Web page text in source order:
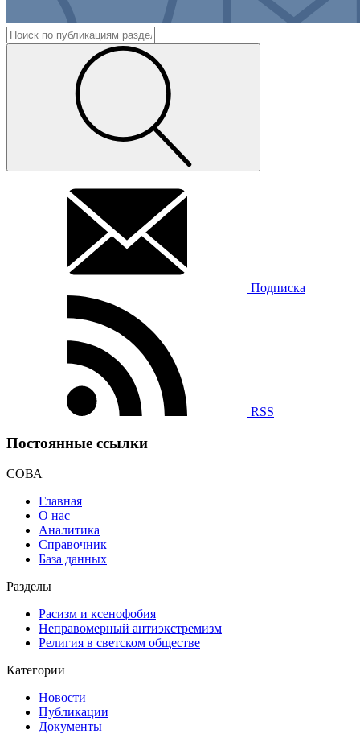
Подписка
RSS
Постоянные ссылки
СОВА
Главная
О нас
Аналитика
Справочник
База данных
Разделы
Расизм и ксенофобия
Неправомерный антиэкстремизм
Религия в светском обществе
Категории
Новости
Публикации
Документы